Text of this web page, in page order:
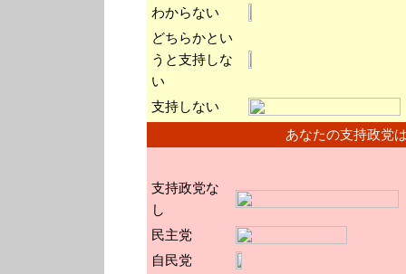
わからない
どちらかとい
うと支持しな
い
支持しない
あなたの支持政
支持政党な
し
民主党
自民党